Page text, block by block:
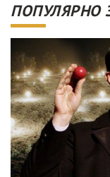
ПОПУЛЯРНО